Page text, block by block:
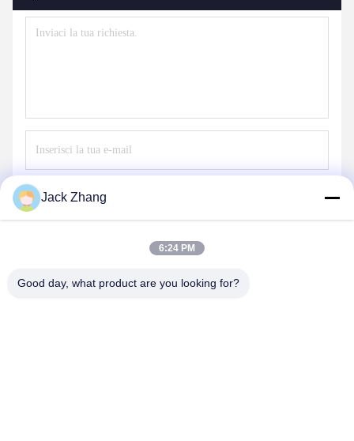
Jack Zhang
6:24 PM
Good day, what product are you looking for?